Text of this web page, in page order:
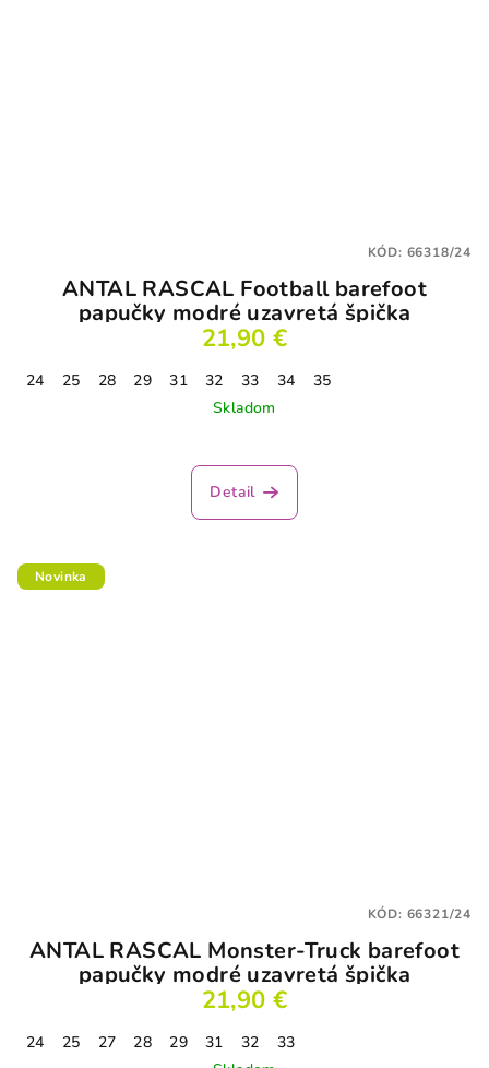
ANTAL RASCAL Football barefoot
papučky modré uzavretá špička
21,90 €
24 25 28 29 31 32 33 34
35
Skladom
Detail
KÓD: 66318/24
Novinka
ANTAL RASCAL Monster-Truck barefoot
papučky modré uzavretá špička
21,90 €
24 25 27 28 29 31 32
33
KÓD: 66321/24